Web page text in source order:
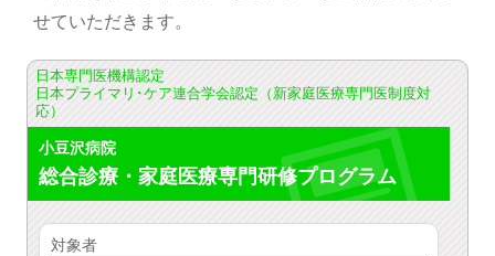
せていただきます。
日本専門医機構認定
日本プライマリ･ケア連合学会認定（新家庭医療専門医制度対
応）
小豆沢病院
総合診療・家庭医療専門研修プログラム
対象者